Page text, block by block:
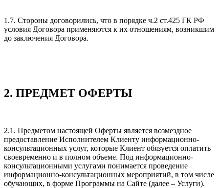
1.7. Стороны договорились, что в порядке ч.2 ст.425 ГК РФ
условия Договора применяются к их отношениям, возникшим
до заключения Договора.
2. ПРЕДМЕТ ОФЕРТЫ
2.1. Предметом настоящей Оферты является возмездное
предоставление Исполнителем Клиенту информационно-
консультационных услуг, которые Клиент обязуется оплатить
своевременно и в полном объеме. Под информационно-
консультационными услугами понимается проведение
информационно-консультационных мероприятий, в том числе
обучающих, в форме Программы на Сайте (далее – Услуги).